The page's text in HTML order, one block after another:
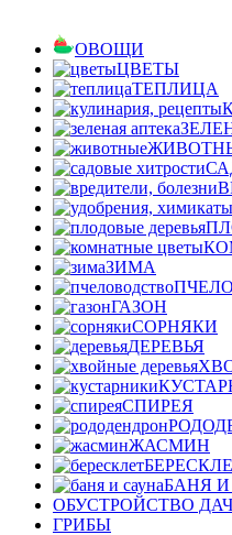
ОВОЩИ
ЦВЕТЫ
ТЕПЛИЦА
ЗИМА
ГАЗОН
СОРНЯКИ
ДЕРЕВЬЯ
СПИРЕЯ
ЖАСМИН
БАНЯ
ОБУСТРОЙСТВО
ГРИБЫ